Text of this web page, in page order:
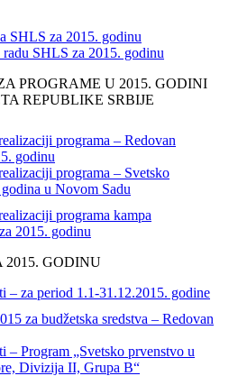
SHLS za 2015. godinu
SHLS za 2015. godinu
PROGRAME U 2015. GODINI
REPUBLIKE SRBIJE
programa – Redovan
godinu
programa – Svetsko
u Novom Sadu
programa kampa
2015. godinu
2015. GODINU
– za period 1.1-31.12.2015. godine
za budžetska sredstva – Redovan
– Program „Svetsko prvenstvo u
Divizija II, Grupa B“